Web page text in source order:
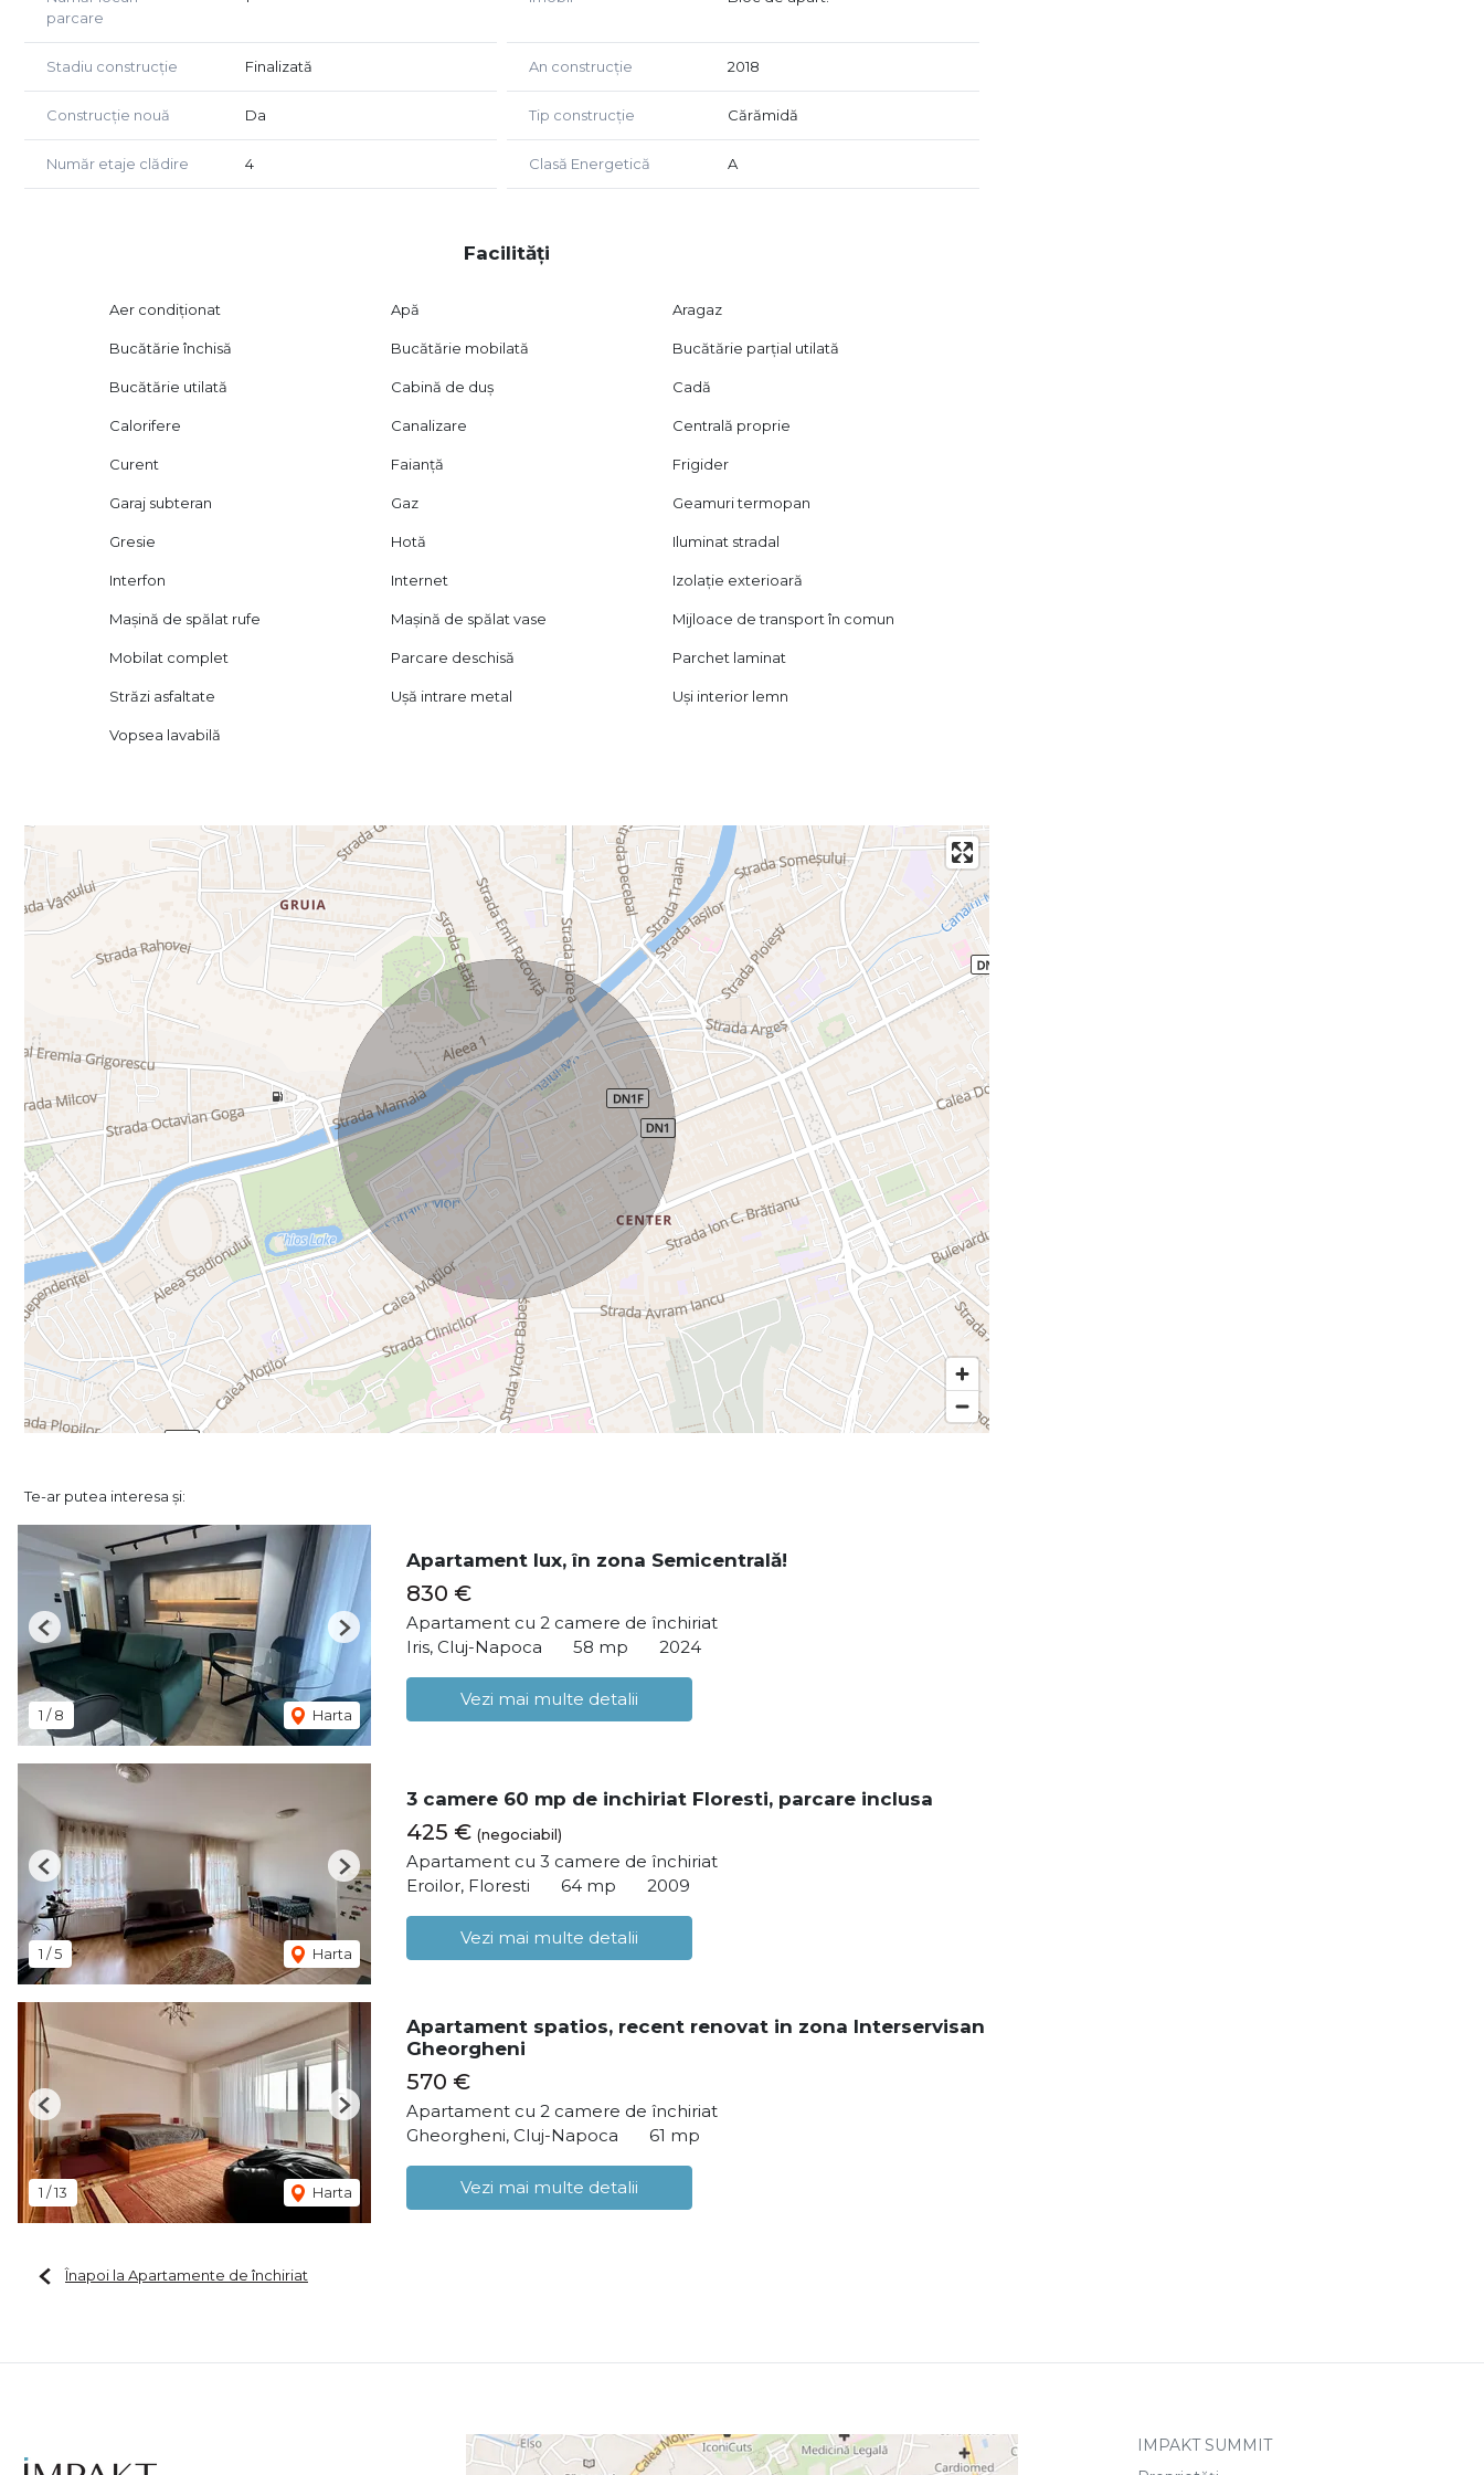
numerele de telefon afișate sau să ne vizitați la sediul agenției.
parcare
Stadiu construcție Finalizată An construcție 2018
Construcție nouă Da Tip construcție Cărămidă
Număr etaje clădire 4 Clasă Energetică A
Facilități
Aer condiționat Apă Aragaz
Bucătărie închisă Bucătărie mobilată Bucătărie parțial utilată
Bucătărie utilată Cabină de duș Cadă
Calorifere Canalizare Centrală proprie
Curent Faianță Frigider
Garaj subteran Gaz Geamuri termopan
Gresie Hotă Iluminat stradal
Interfon Internet Izolație exterioară
Mașină de spălat rufe Mașină de spălat vase Mijloace de transport în comun
Mobilat complet Parcare deschisă Parchet laminat
Străzi asfaltate Ușă intrare metal Uși interior lemn
Vopsea lavabilă
Te-ar putea interesa și:
1 /8 Harta
Previous Next
Apartament lux, în zona Semicentrală!
830 €
Apartament cu 2 camere de închiriat
Iris, Cluj-Napoca
58 mp 2024
Vezi mai multe detalii
1 /5 Harta
Previous Next
3 camere 60 mp de inchiriat Floresti, parcare inclusa
425 € (negociabil)
Apartament cu 3 camere de închiriat
Eroilor, Floresti
64 mp 2009
Vezi mai multe detalii
1 /13 Harta
Previous Next
Apartament spatios, recent renovat in zona Interservisan
Gheorgheni
570 €
Apartament cu 2 camere de închiriat
Gheorgheni, Cluj-Napoca
61 mp
Vezi mai multe detalii
Înapoi la Apartamente de închiriat
IMPAKT SUMMIT